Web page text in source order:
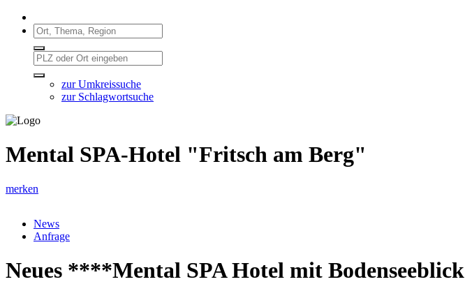
zur Umkreissuche
zur Schlagwortsuche
Mental SPA-Hotel "Fritsch am Berg"
merken
News
Anfrage
Neues ****Mental SPA Hotel mit Bodenseeblick